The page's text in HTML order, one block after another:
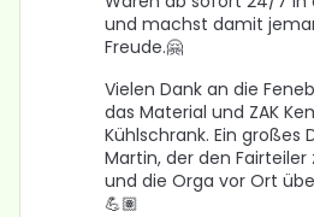
und machst damit
Freude.🤗
Vielen Dank an die
das Material und ZAK
Kühlschrank. Ein großes
Martin, der den
und die Orga vor Ort
💪🏽